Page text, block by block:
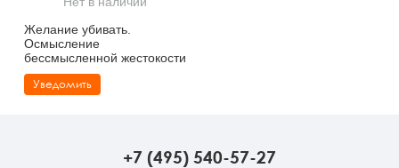
Сказкотерапия
Другие направления психотерапии
Психофизиология
Социальная психология
Учебная литература
Классический и юнгианский психоанализ
Желание убивать.
Осмысление
бессмысленной жестокости
Уведомить
+7 (495) 540-57-27